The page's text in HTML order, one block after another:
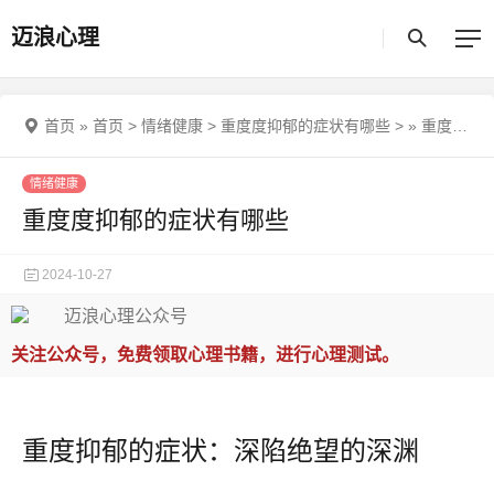
迈浪心理
首页 » 首页 > 情绪健康 > 重度度抑郁的症状有哪些 > » 重度度抑郁的症状有哪些
情绪健康
重度度抑郁的症状有哪些
2024-10-27
关注公众号，免费领取心理书籍，进行心理测试。
重度抑郁的症状：深陷绝望的深渊